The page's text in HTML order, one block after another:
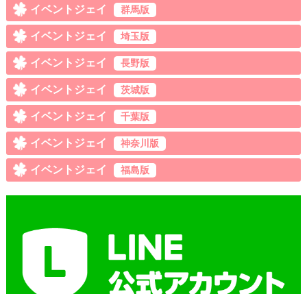
イベントジェイ 群馬版
イベントジェイ 埼玉版
イベントジェイ 長野版
イベントジェイ 茨城版
イベントジェイ 千葉版
イベントジェイ 神奈川版
イベントジェイ 福島版